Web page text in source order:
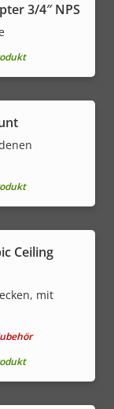
3/4″ NPS
Ceiling
mit